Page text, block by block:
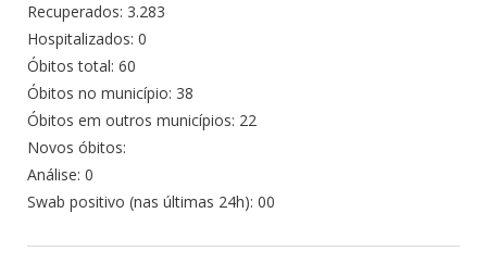
Recuperados: 3.283
Hospitalizados: 0
Óbitos total: 60
Óbitos no município: 38
Óbitos em outros municípios: 22
Novos óbitos:
Análise: 0
Swab positivo (nas últimas 24h): 00